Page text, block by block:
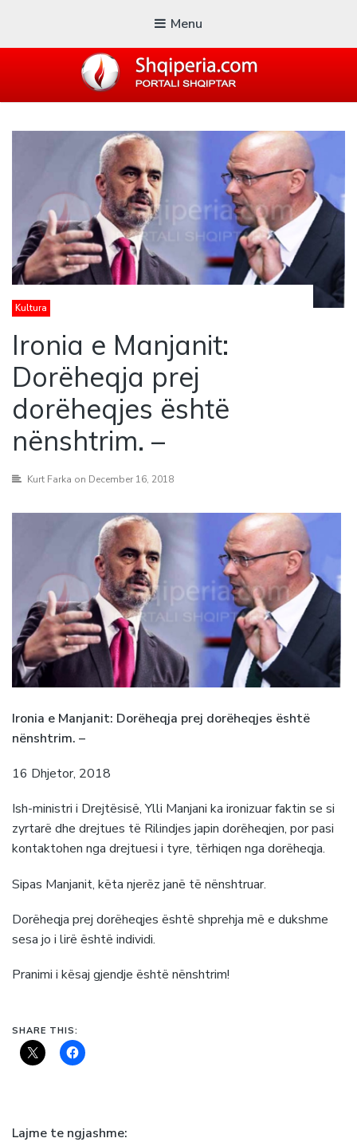
Menu
Blogu i ShqiperiaCom
Kultura
Ironia e Manjanit:
Dorëheqja prej
dorëheqjes është
nënshtrim. –
Kurt Farka on December 16, 2018
Ironia e Manjanit: Dorëheqja prej dorëheqjes është
nënshtrim. –
16 Dhjetor, 2018
Ish-ministri i Drejtësisë, Ylli Manjani ka ironizuar faktin se si
zyrtarë dhe drejtues të Rilindjes japin dorëheqjen, por pasi
kontaktohen nga drejtuesi i tyre, tërhiqen nga dorëheqja.
Sipas Manjanit, këta njerëz janë të nënshtruar.
Dorëheqja prej dorëheqjes është shprehja më e dukshme
sesa jo i lirë është individi.
Pranimi i kësaj gjendje është nënshtrim!
SHARE THIS:
Lajme te ngjashme